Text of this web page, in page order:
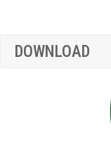
DOWNLOAD